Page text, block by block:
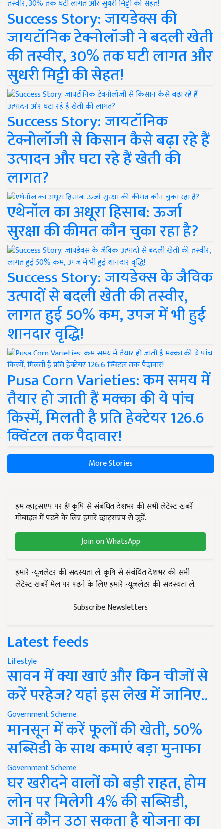
Success Story: जायडेक्स की
जायटॉनिक टेक्नोलॉजी ने बदली खेती
की तस्वीर, 30% तक घटी लागत और
सुधरी मिट्टी की सेहत!
Success Story: जायटॉनिक
टेक्नोलॉजी से किसान कैसे बढ़ा रहे हैं
उत्पादन और घटा रहे हैं खेती की
लागत?
एथेनॉल का अधूरा हिसाब: ऊर्जा
सुरक्षा की कीमत कौन चुका रहा है?
Success Story: जायडेक्स के जैविक
उत्पादों से बदली खेती की तस्वीर,
लागत हुई 50% कम, उपज में भी हुई
शानदार वृद्धि!
Pusa Corn Varieties: कम समय में
तैयार हो जाती हैं मक्का की ये पांच
किस्में, मिलती है प्रति हेक्टेयर 126.6
क्विंटल तक पैदावार!
More Stories
हम व्हाट्सएप पर हैं! कृषि से संबंधित देशभर की सभी लेटेस्ट ख़बरें
मोबाइल में पढ़ने के लिए हमारे व्हाट्सएप से जुड़ें.
Join on WhatsApp
हमारे न्यूज़लेटर की सदस्यता लें. कृषि से संबंधित देशभर की सभी
लेटेस्ट ख़बरें मेल पर पढ़ने के लिए हमारे न्यूज़लेटर की सदस्यता लें.
Subscribe Newsletters
Latest feeds
Lifestyle
सावन में क्या खाएं और किन चीजों से
करें परहेज? यहां इस लेख में जानिए..
Government Scheme
मानसून में करें फूलों की खेती, 50%
सब्सिडी के साथ कमाएं बड़ा मुनाफा
Government Scheme
घर खरीदने वालों को बड़ी राहत, होम
लोन पर मिलेगी 4% की सब्सिडी,
जानें कौन उठा सकता है योजना का